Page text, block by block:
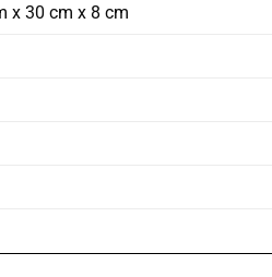
x 30 cm x 8 cm